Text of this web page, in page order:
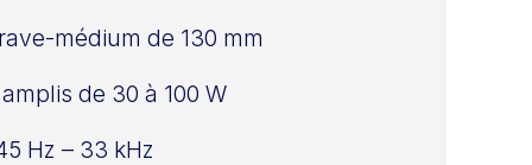
médium de 130 mm
de 30 à 100 W
Hz – 33 kHz